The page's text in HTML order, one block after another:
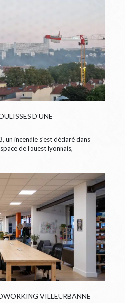
D’UNE
un incendie s'est déclaré dans
de l’ouest lyonnais,
VILLEURBANNE